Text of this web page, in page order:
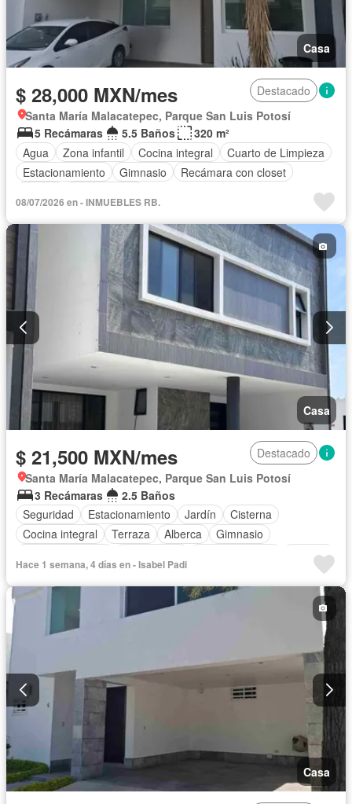
Casa
$ 28,000 MXN/mes
Destacado
Santa María Malacatepec, Parque San Luis Potosí
5 Recámaras
5.5 Baños
320 m²
Agua
Zona infantil Cocina integral
Cuarto de Limpieza
Estacionamiento
Gimnasio
Recámara con closet
08/07/2026 en - INMUEBLES RB.
Casa
$ 21,500 MXN/mes
Destacado
Santa María Malacatepec, Parque San Luis Potosí
3 Recámaras
2.5 Baños
Seguridad
Estacionamiento Jardín
Cisterna
Cocina integral
Terraza Alberca
Gimnasio
Internet
Electricidad
Circuito cerrado de televisión
Cuarto de Limpieza
Azotea
Televisión por cable
Gas natural
Zonas verdes
Caseta de vigilancia
Recámara con closet
Hace 1 semana, 4 días en - Isabel Padi
Casa